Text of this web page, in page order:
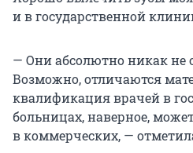
и в государственной
— Они абсолютно никак не
Возможно, отличаются
квалификация врачей в
больницах, наверное,
в коммерческих, —